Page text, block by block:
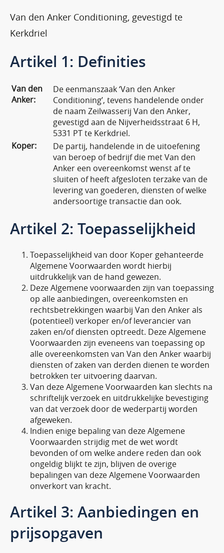
Van den Anker Conditioning, gevestigd te
Kerkdriel
Artikel 1: Definities
Van den
Anker:
De eenmanszaak ‘Van den Anker
Conditioning’, tevens handelende onder
de naam Zeilwasserij Van den Anker,
gevestigd aan de Nijverheidsstraat 6 H,
5331 PT te Kerkdriel.
Koper:
De partij, handelende in de uitoefening
van beroep of bedrijf die met Van den
Anker een overeenkomst wenst af te
sluiten of heeft afgesloten terzake van de
levering van goederen, diensten of welke
andersoortige transactie dan ook.
Artikel 2: Toepasselijkheid
Toepasselijkheid van door Koper gehanteerde
Algemene Voorwaarden wordt hierbij
uitdrukkelijk van de hand gewezen.
Deze Algemene voorwaarden zijn van toepassing
op alle aanbiedingen, overeenkomsten en
rechtsbetrekkingen waarbij Van den Anker als
(potentieel) verkoper en/of leverancier van
zaken en/of diensten optreedt. Deze Algemene
Voorwaarden zijn eveneens van toepassing op
alle overeenkomsten van Van den Anker waarbij
diensten of zaken van derden dienen te worden
betrokken ter uitvoering daarvan.
Van deze Algemene Voorwaarden kan slechts na
schriftelijk verzoek en uitdrukkelijke bevestiging
van dat verzoek door de wederpartij worden
afgeweken.
Indien enige bepaling van deze Algemene
Voorwaarden strijdig met de wet wordt
bevonden of om welke andere reden dan ook
ongeldig blijkt te zijn, blijven de overige
bepalingen van deze Algemene Voorwaarden
onverkort van kracht.
Artikel 3: Aanbiedingen en
prijsopgaven